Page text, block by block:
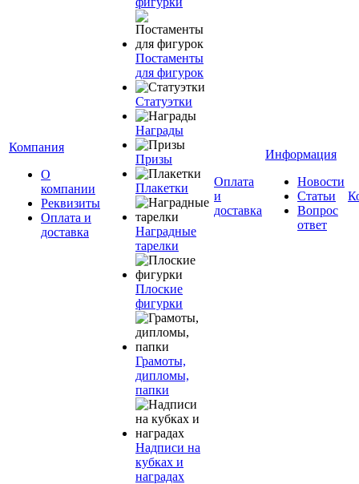
Компания
О
компании
Реквизиты
Оплата и
доставка
Постаменты
для фигурок
Статуэтки
Награды
Призы
Плакетки
Наградные
тарелки
Плоские
фигурки
Грамоты,
дипломы,
папки
Надписи на
кубках и
наградах
Оплата
и
доставка
Информация
Новости
Статьи
Вопрос
ответ